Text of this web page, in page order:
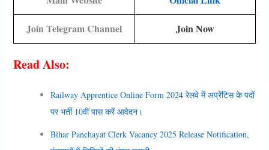
Join Telegram Channel Join Now
Read Also:
Railway Apprentice Online Form 2024 रेलवे में अप्रेंटिस के पदों
पर भर्ती 10वीं पास करें आवेदन।
Bihar Panchayat Clerk Vacancy 2025 Release Notification,